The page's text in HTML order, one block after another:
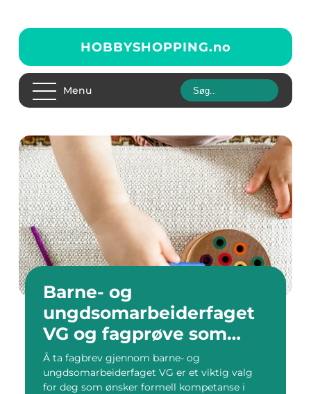
HOBBYSHOPPING.no
Menu
Barne- og
ungdsomarbeiderfaget
VG og fagprøve som
barne- og
ungdomsarbeider
Å ta fagbrev gjennom barne- og
ungdsomarbeiderfaget VG er et viktig valg
for deg som ønsker formell kompetanse i